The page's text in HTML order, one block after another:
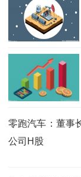
零跑汽车：董事
公司H股